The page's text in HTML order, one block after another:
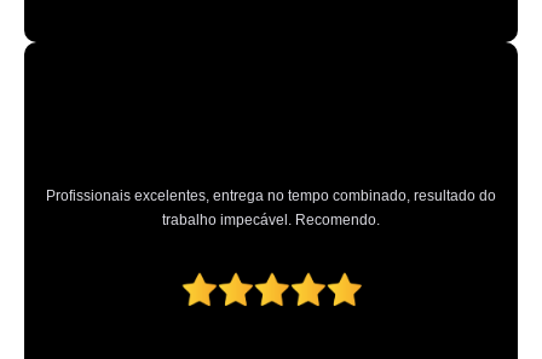
onde vende farol novo Parque São Domingos
onde comprar farol de led redondo Casa Verde
onde vende farol de led automotivo Campo da Água Branca
Profissionais excelentes, entrega no tempo combinado, resultado do
trabalho impecável. Recomendo.